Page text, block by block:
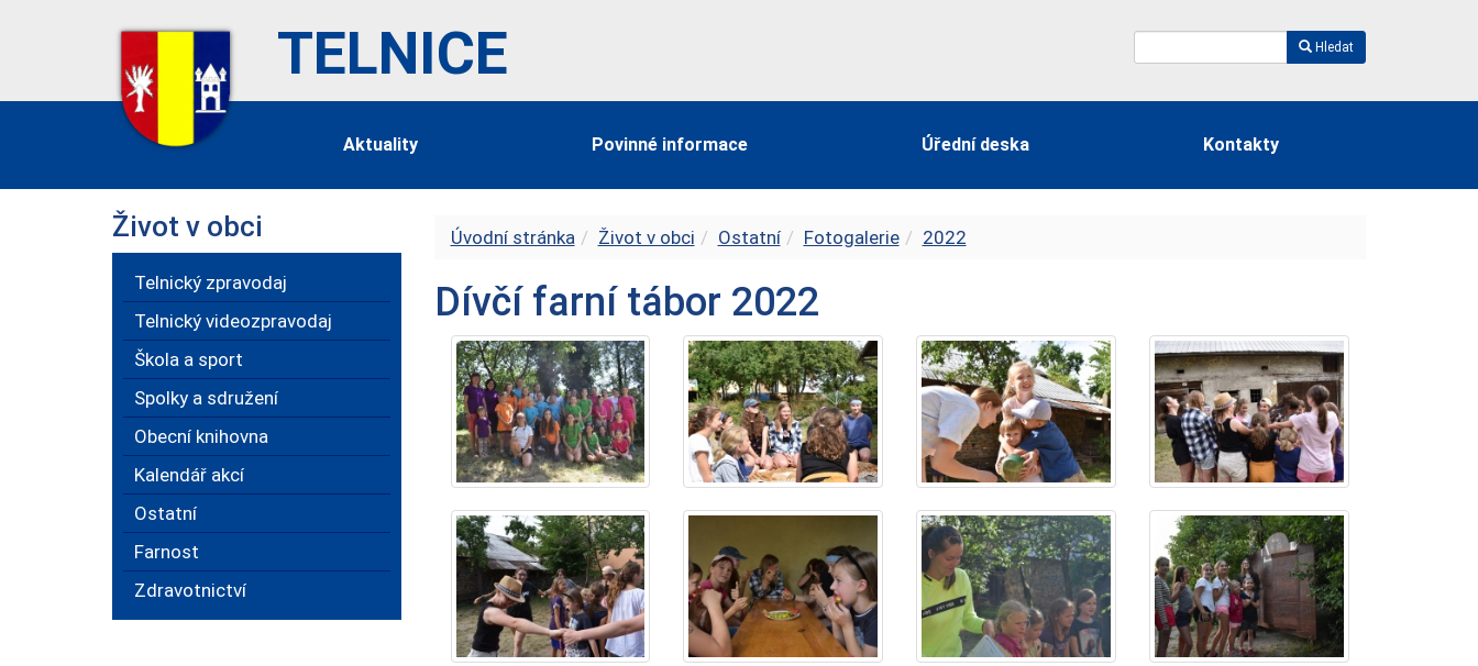
TELNICE Hledat
Aktuality Povinné informace Úřední deska Kontakty
Život v obci
Telnický zpravodaj
Telnický videozpravodaj
Škola a sport
Spolky a sdružení
Obecní knihovna
Kalendář akcí
Ostatní
Farnost
Zdravotnictví
Úvodní stránka Život v obci Ostatní Fotogalerie 2022
Dívčí farní tábor 2022